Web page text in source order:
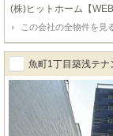
に面した抜群のロケー
う視認性の高さも嬉し
く理想の店舗空間を自
物販、事務所など、幅
ー、飲食店が充実して
給排水設備も完備。新
場所で、ぜひ成功への
(株)ヒットホーム【WEB
この会社の全物件を見
魚町1丁目築浅テ